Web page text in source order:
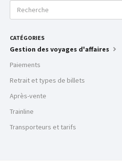
CATÉGORIES
Gestion des voyages d'affaires
Paiements
Retrait et types de billets
Après-vente
Trainline
Transporteurs et tarifs